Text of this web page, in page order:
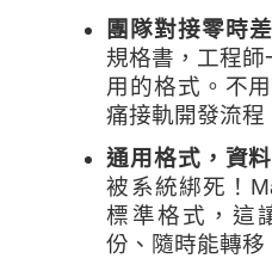
團隊對接零時差
規格書，工程
用的格式。不
痛接軌開發流程
通用格式，資
被系統綁死！
標準格式，這
份、隨時能轉移